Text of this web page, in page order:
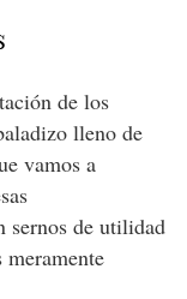
de los
lleno de
vamos a
sernos de utilidad